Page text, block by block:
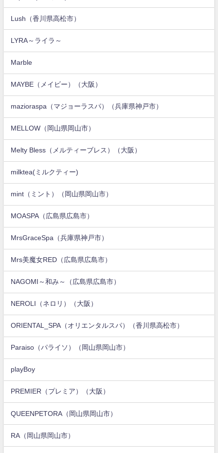
Lush（香川県高松市）
LYRA～ライラ～
Marble
MAYBE（メイビー）（大阪）
mazioraspa（マジョーラスパ）（兵庫県神戸市）
MELLOW（岡山県岡山市）
Melty Bless（メルティーブレス）（大阪）
milktea(ミルクティー)
mint（ミント）（岡山県岡山市）
MOASPA（広島県広島市）
MrsGraceSpa（兵庫県神戸市）
Mrs美魔女RED（広島県広島市）
NAGOMI～和み～（広島県広島市）
NEROLI（ネロリ）（大阪）
ORIENTAL_SPA（オリエンタルスパ）（香川県高松市）
Paraiso（パライソ）（岡山県岡山市）
playBoy
PREMIER（プレミア）（大阪）
QUEENPETORA（岡山県岡山市）
RA（岡山県岡山市）